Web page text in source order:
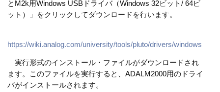
とM2k用Windows USBドライバ（Windows 32ビット/ 64ビ
ット）」をクリックしてダウンロードを行います。
https://wiki.analog.com/university/tools/pluto/drivers/windows
実行形式のインストール・ファイルがダウンロードされ
ます。このファイルを実行すると、ADALM2000用のドライ
バがインストールされます。